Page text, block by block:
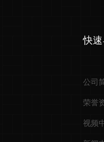
快
公司
荣誉
视频